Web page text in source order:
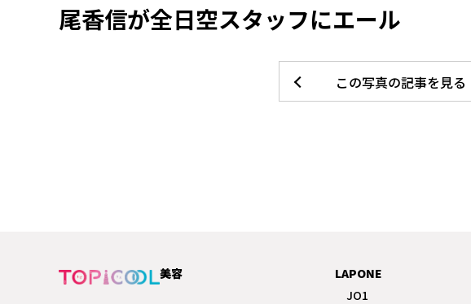
尾香信が全日空スタッフにエール
この写真の記事を見る
美容
LAPONE
JO1